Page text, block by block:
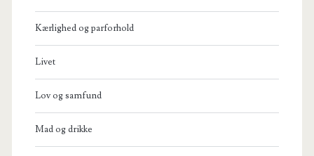
Kærlighed og parforhold
Livet
Lov og samfund
Mad og drikke